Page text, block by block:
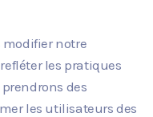
modifier notre
les pratiques
des
les utilisateurs des